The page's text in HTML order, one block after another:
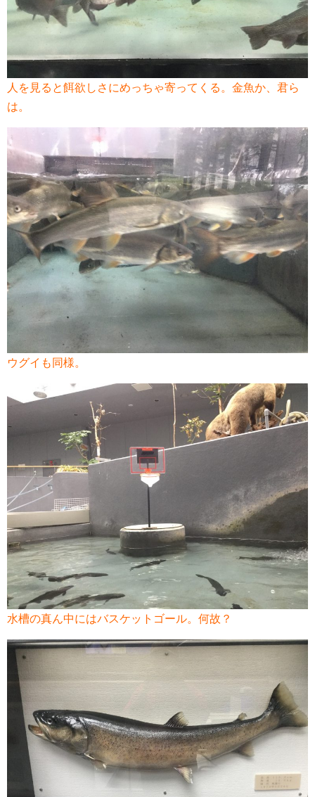
人を見ると餌欲しさにめっちゃ寄ってくる。金魚か、君ら
は。
ウグイも同様。
水槽の真ん中にはバスケットゴール。何故？